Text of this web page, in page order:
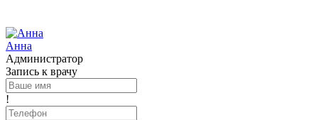
Анна
Администратор
Запись к врачу
!